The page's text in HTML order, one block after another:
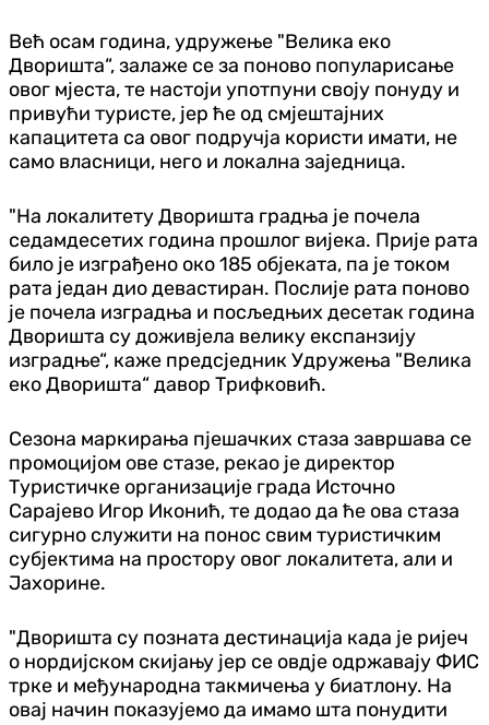
Већ осам година, удружење "Велика еко
Дворишта“, залаже се за поново популарисање
овог мјеста, те настоји употпуни своју понуду и
привући туристе, јер ће од смјештајних
капацитета са овог подручја користи имати, не
само власници, него и локална заједница.
"На локалитету Дворишта градња је почела
седамдесетих година прошлог вијека. Прије рата
било је изграђено око 185 објеката, па је током
рата један дио девастиран. Послије рата поново
је почела изградња и посљедњих десетак година
Дворишта су доживјела велику експанзију
изградње“, каже предсједник Удружења "Велика
еко Дворишта“ давор Трифковић.
Сезона маркирања пјешачких стаза завршава се
промоцијом ове стазе, рекао је директор
Туристичке организације града Источно
Сарајево Игор Иконић, те додао да ће ова стаза
сигурно служити на понос свим туристичким
субјектима на простору овог локалитета, али и
Јахорине.
"Дворишта су позната дестинација када је ријеч
о нордијском скијању јер се овдје одржавају ФИС
трке и међународна такмичења у биатлону. На
овај начин показујемо да имамо шта понудити